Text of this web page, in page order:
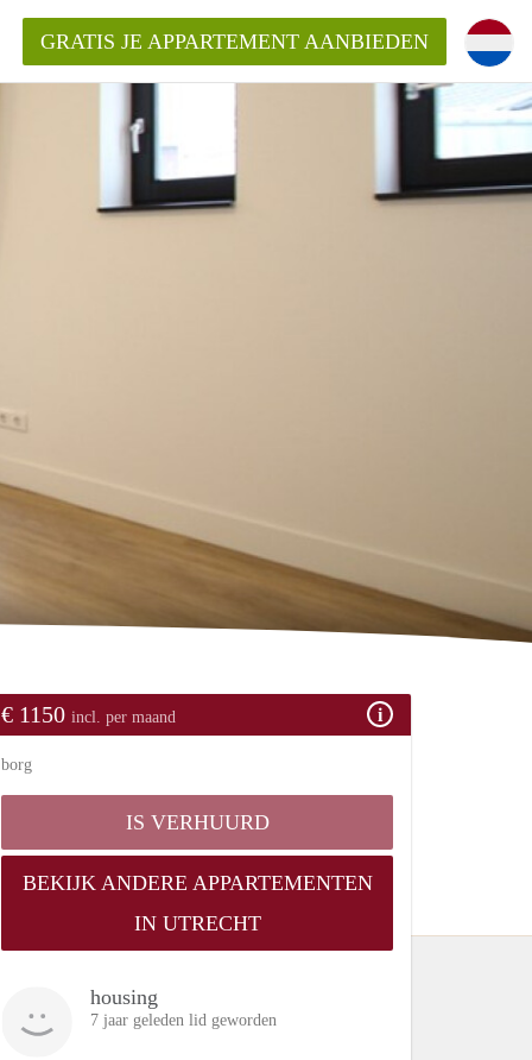
?
het aangeboden
GRATIS JE APPARTEMENT AANBIEDEN
€ 1150 incl. per maand
borg
IS VERHUURD
BEKIJK ANDERE APPARTEMENTEN
IN UTRECHT
housing
7 jaar geleden lid geworden